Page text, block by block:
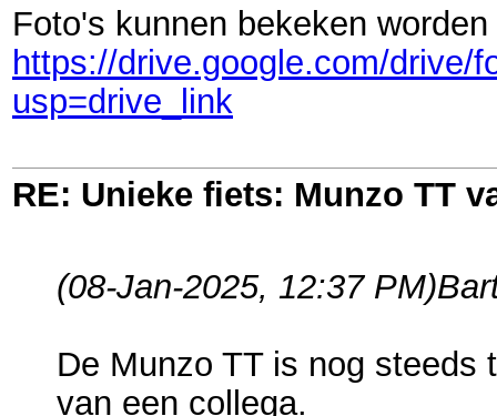
Foto's kunnen bekeken
https://drive.google.com/drive/
usp=drive_link
RE: Unieke fiets: Munzo TT
(08-Jan-2025, 12:37 PM)
De Munzo TT is nog
van een collega.